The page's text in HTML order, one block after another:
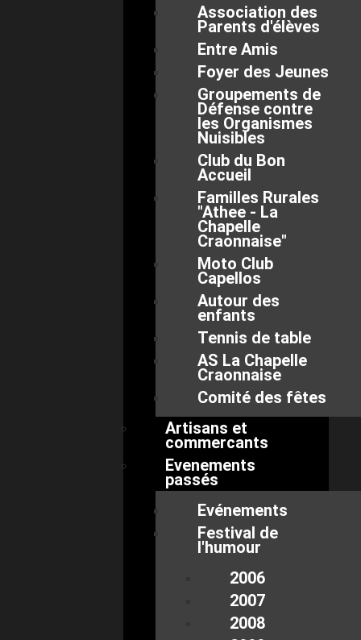
Association des
Parents d'élèves
Entre Amis
Foyer des Jeunes
Groupements de
Défense contre
les Organismes
Nuisibles
Club du Bon
Accueil
Familles Rurales
"Athee - La
Chapelle
Craonnaise"
Moto Club
Capellos
Autour des
enfants
Tennis de table
AS La Chapelle
Craonnaise
Comité des fêtes
Artisans et
commercants
Evenements
passés
Evénements
Festival de
l'humour
2006
2007
2008